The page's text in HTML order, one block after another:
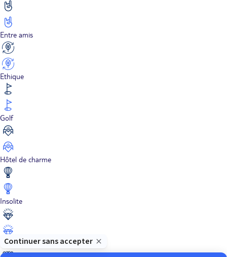
Entre amis
Ethique
Golf
Hôtel de charme
Insolite
Luxe